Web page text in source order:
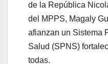
de la República
del MPPS, Magaly
afianzan un Sistema
Salud (SPNS)
todas.